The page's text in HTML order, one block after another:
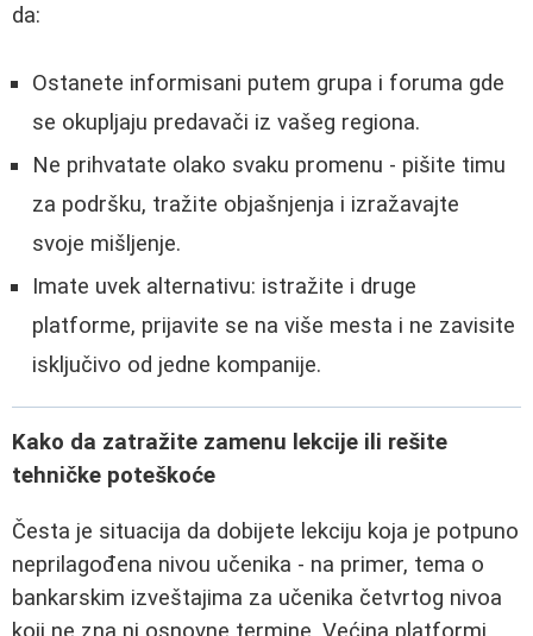
da:
Ostanete informisani putem grupa i foruma gde
se okupljaju predavači iz vašeg regiona.
Ne prihvatate olako svaku promenu - pišite timu
za podršku, tražite objašnjenja i izražavajte
svoje mišljenje.
Imate uvek alternativu: istražite i druge
platforme, prijavite se na više mesta i ne zavisite
isključivo od jedne kompanije.
Kako da zatražite zamenu lekcije ili rešite
tehničke poteškoće
Česta je situacija da dobijete lekciju koja je potpuno
neprilagođena nivou učenika - na primer, tema o
bankarskim izveštajima za učenika četvrtog nivoa